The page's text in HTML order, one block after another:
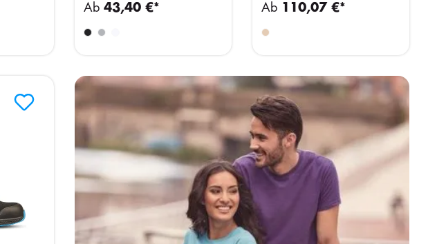
Ab43,40 €* Ab 110,07 €*